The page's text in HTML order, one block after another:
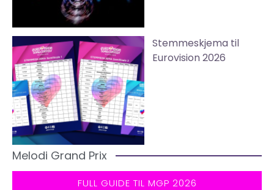
Stemmeskjema til
Eurovision 2026
Melodi Grand Prix
FULL GUIDE TIL MGP 2026